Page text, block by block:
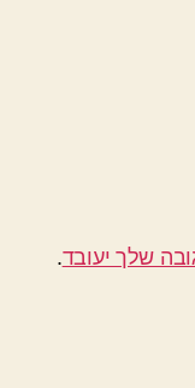
שלך יעובד.